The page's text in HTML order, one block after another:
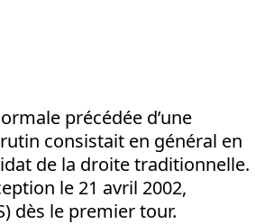
précédée d’une
consistait en général en
de la droite traditionnelle.
le 21 avril 2002,
dès le premier tour.